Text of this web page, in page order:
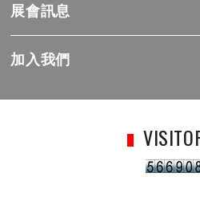
展會訊息
加入我們